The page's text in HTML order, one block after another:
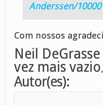
Anderssen/
Com nossos
Neil
vez mais vazio,
Autor(es):